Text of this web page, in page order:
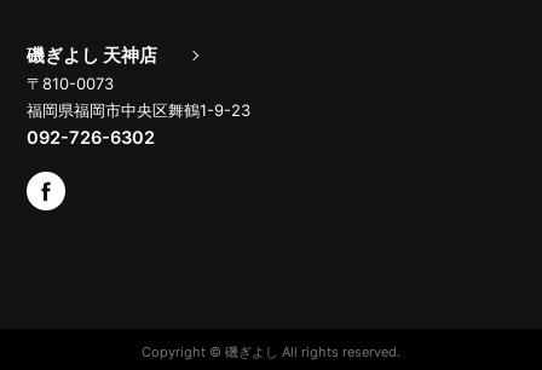
磯ぎよし 天神店
〒810-0073
福岡県福岡市中央区舞鶴1-9-23
092-726-6302
Copyright © 磯ぎよし All rights reserved.